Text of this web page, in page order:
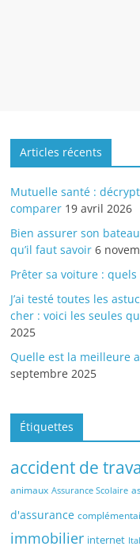
Articles récents
Mutuelle santé :
comparer 19 avril 2026
Bien assurer son
qu’il faut savoir 6
Prêter sa voiture :
J’ai testé toutes les
cher : voici les seules
2025
Quelle est la meilleure
septembre 2025
Étiquettes
accident de
animaux Assurance Scolaire
d'assurance
immobilier internet